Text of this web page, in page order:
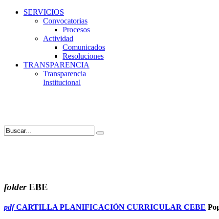
SERVICIOS
Convocatorias
Procesos
Actividad
Comunicados
Resoluciones
TRANSPARENCIA
Transparencia
Institucional
folder EBE
pdf CARTILLA PLANIFICACIÓN CURRICULAR CEBE